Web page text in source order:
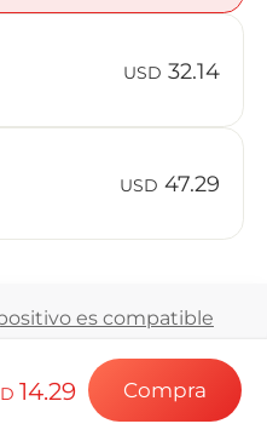
su
a
USD 32.14
USD 47.29
es compatible
14.29 Compra